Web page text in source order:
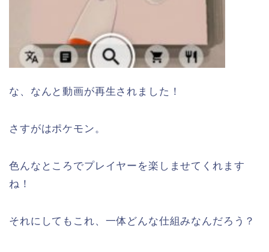
な、なんと動画が再生されました！
さすがはポケモン。
色んなところでプレイヤーを楽しませてくれます
ね！
それにしてもこれ、一体どんな仕組みなんだろう？